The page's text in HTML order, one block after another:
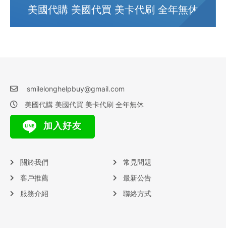
美國代購 美國代買 美卡代刷 全年無休
smilelonghelpbuy@gmail.com
美國代購 美國代買 美卡代刷 全年無休
加入好友
關於我們
客戶推薦
服務介紹
常見問題
最新公告
聯絡方式